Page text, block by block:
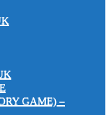
GAME) –